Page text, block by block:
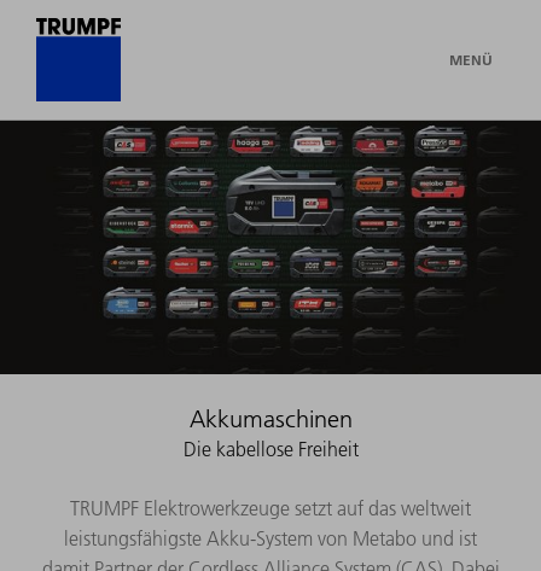
MENÜ
Akkumaschinen
Die kabellose Freiheit
TRUMPF Elektrowerkzeuge setzt auf das weltweit
leistungsfähigste Akku-System von Metabo und ist